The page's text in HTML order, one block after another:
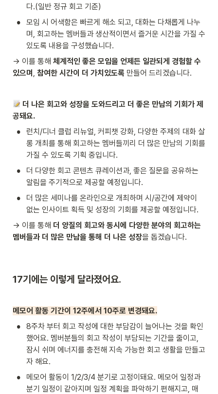
다.(일반 정규 회고 기준)
•
모임 시 어색함은 빠르게 해소 되고, 대화는 다채롭게 나누
며, 회고하는 멤버들과 생산적이면서 즐거운 시간을 가질 수
있도록 내용을 구성했습니다.
→ 이를 통해 체계적인 좋은 모임을 언제든 일관되게 경험할 수
있으며
참여한 시간이 더 가치있도록 만들어 드리겠습니다.
더 나은 회고와 성장을 도와드리고 더 좋은 만남의 기회가 제
공돼요.
•
런치/디너 클럽 리뉴얼, 커피챗 강화, 다양한 주제의 대화 살
롱 개최를 통해 회고하는 멤버들끼리 더 많은 만남의 기회를
가질 수 있도록 기획 중입니다.
•
더 다양한 회고 콘텐츠 큐레이션과, 좋은 질문을 공유하는
알림을 주기적으로 제공할 예정입니다.
•
더 많은 세미나를 온라인으로 개최하며 시/공간에 제약이
없는 인사이트 획득 및 성장의 기회를 제공할 예정입니다.
→ 이를 통해 더 양질의 회고와 동시에 다양한 분야의 회고하는
멤버들과 더 많은 만남을 통해 더 나은 성장을 돕겠습니다.
17기에는 이렇게 달라졌어요.
메모어 활동 기간이 12주에서 10주로 변경돼요.
•
8주차 부터 회고 작성에 대한 부담감이 늘어나는 것을 확인
했어요. 멤버분들의 회고 작성이 부담되는 기간을 줄이고,
잠시 쉬며 에너지를 충전해 지속 가능한 회고 생활을 만들고
자 해요.
•
메모어 활동이 1/2/3/4 분기로 고정이돼요. 메모어 일정과
분기 일정이 같아지며 일정 계획을 파악하기 편해지고, 매